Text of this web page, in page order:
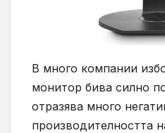
В много компании
монитор бива силно
отразява много
производителността